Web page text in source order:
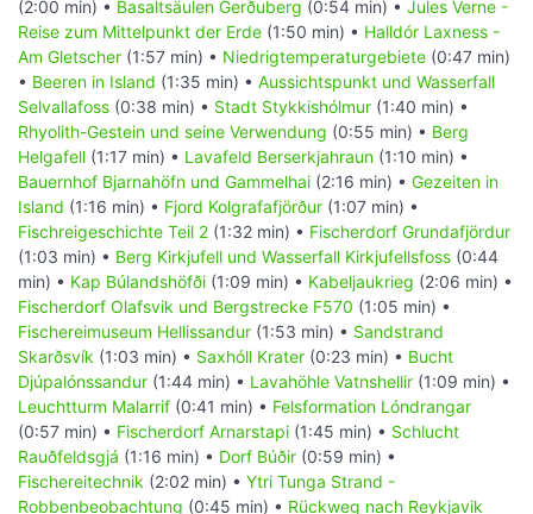
(2:00 min) • Basaltsäulen Gerðuberg (0:54 min) • Jules Verne -
Reise zum Mittelpunkt der Erde (1:50 min) • Halldór Laxness -
Am Gletscher (1:57 min) • Niedrigtemperaturgebiete (0:47 min)
• Beeren in Island (1:35 min) • Aussichtspunkt und Wasserfall
Selvallafoss (0:38 min) • Stadt Stykkishólmur (1:40 min) •
Rhyolith-Gestein und seine Verwendung (0:55 min) • Berg
Helgafell (1:17 min) • Lavafeld Berserkjahraun (1:10 min) •
Bauernhof Bjarnahöfn und Gammelhai (2:16 min) • Gezeiten in
Island (1:16 min) • Fjord Kolgrafafjörður (1:07 min) •
Fischreigeschichte Teil 2 (1:32 min) • Fischerdorf Grundafjördur
(1:03 min) • Berg Kirkjufell und Wasserfall Kirkjufellsfoss (0:44
min) • Kap Búlandshöfði (1:09 min) • Kabeljaukrieg (2:06 min) •
Fischerdorf Olafsvik und Bergstrecke F570 (1:05 min) •
Fischereimuseum Hellissandur (1:53 min) • Sandstrand
Skarðsvík (1:03 min) • Saxhóll Krater (0:23 min) • Bucht
Djúpalónssandur (1:44 min) • Lavahöhle Vatnshellir (1:09 min) •
Leuchtturm Malarrif (0:41 min) • Felsformation Lóndrangar
(0:57 min) • Fischerdorf Arnarstapi (1:45 min) • Schlucht
Rauðfeldsgjá (1:16 min) • Dorf Búðir (0:59 min) •
Fischereitechnik (2:02 min) • Ytri Tunga Strand -
Robbenbeobachtung (0:45 min) • Rückweg nach Reykjavik